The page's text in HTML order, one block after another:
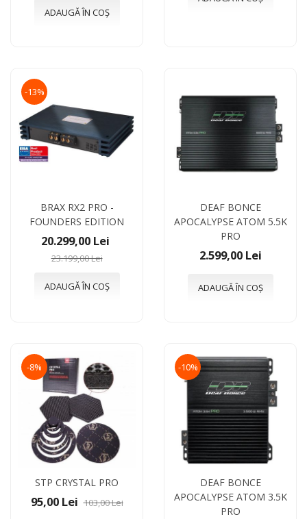
ADAUGĂ ÎN COȘ
-13%
BRAX RX2 PRO -
FOUNDERS EDITION
20.299,00 Lei
23.199,00 Lei
ADAUGĂ ÎN COȘ
DEAF BONCE
APOCALYPSE ATOM 5.5K
PRO
2.599,00 Lei
ADAUGĂ ÎN COȘ
-8%
STP CRYSTAL PRO
95,00 Lei 103,00 Lei
-10%
DEAF BONCE
APOCALYPSE ATOM 3.5K
PRO